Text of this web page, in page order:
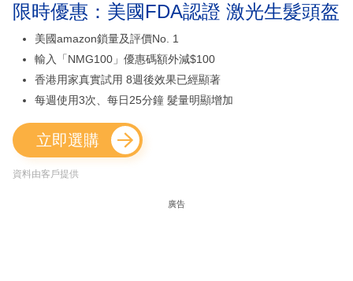
限時優惠：美國FDA認證 激光生髮頭盔
美國amazon鎖量及評價No. 1
輸入「NMG100」優惠碼額外減$100
香港用家真實試用 8週後效果已經顯著
每週使用3次、每日25分鐘 髮量明顯增加
立即選購
資料由客戶提供
廣告